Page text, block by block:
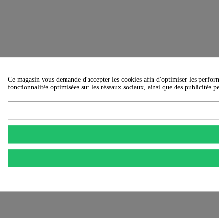
Ce magasin vous demande d'accepter les cookies afin d'optimiser les
fonctionnalités optimisées sur les réseaux sociaux, ainsi que des publicités